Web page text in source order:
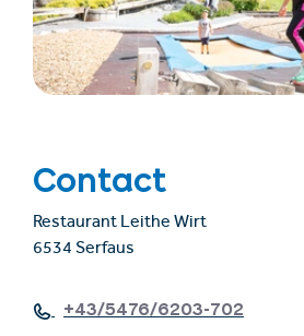
Contact
Restaurant Leithe Wirt
6534 Serfaus
+43/5476/6203-702